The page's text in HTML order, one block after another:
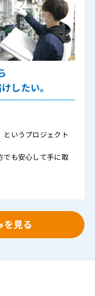
したい。
というプロジェクト
でも安心して手に取
を見る